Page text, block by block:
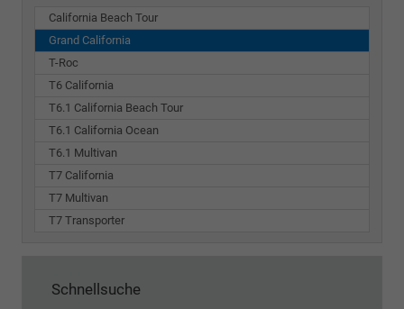
California Beach Tour
Grand California
T-Roc
T6 California
T6.1 California Beach Tour
T6.1 California Ocean
T6.1 Multivan
T7 California
T7 Multivan
T7 Transporter
Schnellsuche